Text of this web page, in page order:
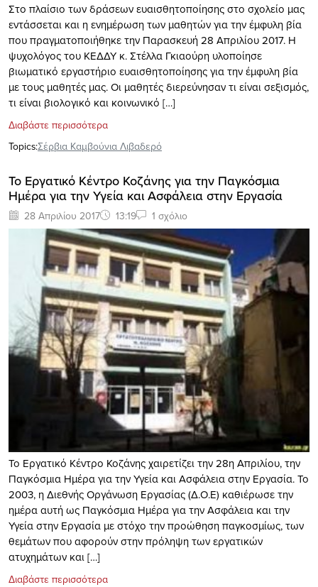
Στο πλαίσιο των δράσεων ευαισθητοποίησης στο σχολείο μας
εντάσσεται και η ενημέρωση των μαθητών για την έμφυλη βία
που πραγματοποιήθηκε την Παρασκευή 28 Απριλίου 2017. Η
ψυχολόγος του ΚΕΔΔΥ κ. Στέλλα Γκιαούρη υλοποίησε
βιωματικό εργαστήριο ευαισθητοποίησης για την έμφυλη βία
με τους μαθητές μας. Οι μαθητές διερεύνησαν τι είναι σεξισμός,
τι είναι βιολογικό και κοινωνικό […]
Διαβάστε περισσότερα
Topics:Σέρβια Καμβούνια Λιβαδερό
To Εργατικό Κέντρο Κοζάνης για την Παγκόσμια
Ημέρα για την Υγεία και Ασφάλεια στην Εργασία
28 Απριλίου 2017 13:19 1 σχόλιο
To Εργατικό Κέντρο Κοζάνης χαιρετίζει την 28η Απριλίου, την
Παγκόσμια Ημέρα για την Υγεία και Ασφάλεια στην Εργασία. Το
2003, η Διεθνής Οργάνωση Εργασίας (Δ.Ο.Ε) καθιέρωσε την
ημέρα αυτή ως Παγκόσμια Ημέρα για την Ασφάλεια και την
Υγεία στην Εργασία με στόχο την προώθηση παγκοσμίως, των
θεμάτων που αφορούν στην πρόληψη των εργατικών
ατυχημάτων και […]
Διαβάστε περισσότερα